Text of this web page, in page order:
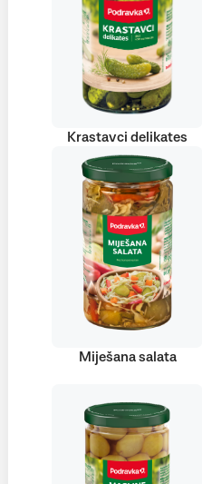
Krastavci delikates
Miješana salata